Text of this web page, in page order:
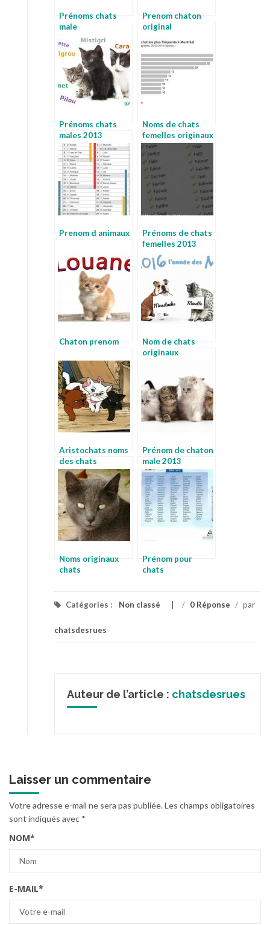
Prénoms chats
male
Prenom chaton
original
Prénoms chats
males 2013
Noms de chats
femelles originaux
Prenom d animaux
Prénoms de chats
femelles 2013
Chaton prenom
Nom de chats
originaux
Aristochats noms
des chats
Prénom de chaton
male 2013
Noms originaux
chats
Prénom pour
chats
Catégories : Non classé / 0 Réponse / par
chatsdesrues
Auteur de l’article : chatsdesrues
Laisser un commentaire
Votre adresse e-mail ne sera pas publiée.Les champs obligatoires
sont indiqués avec *
NOM*
E-MAIL*